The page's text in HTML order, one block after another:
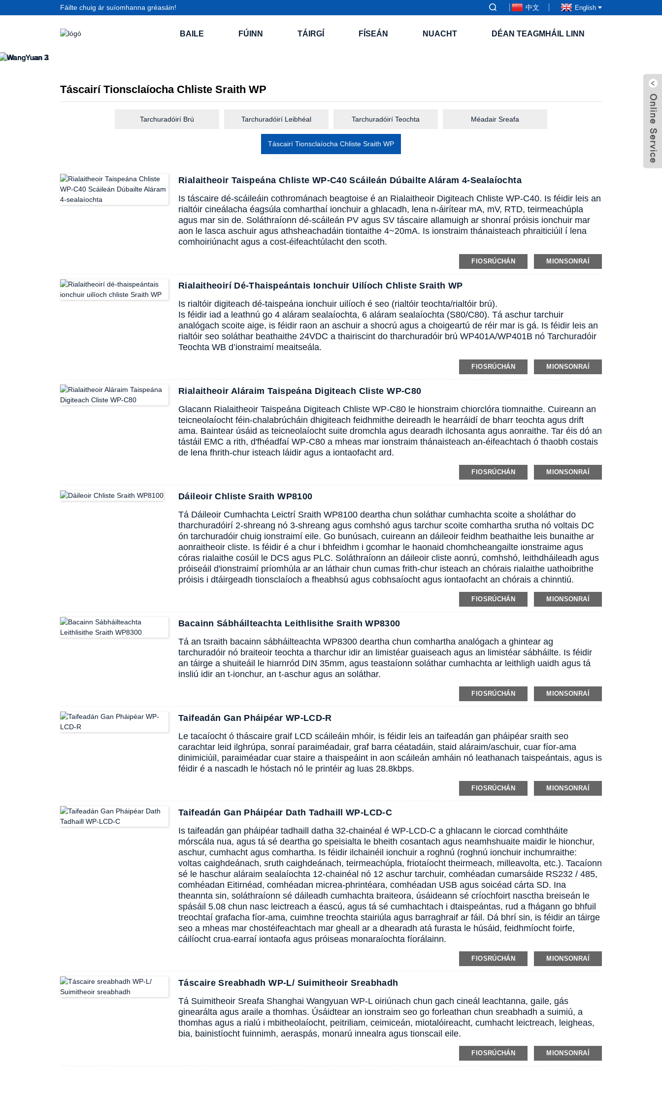
Fáilte chuig ár suíomhanna gréasáin! 中文 English
BAILE FÚINN TÁIRGÍ FÍSEÁN NUACHT DÉAN TEAGMHÁIL LINN
Táscairí Tionsclaíocha Chliste Sraith WP
Tarchuradóirí Brú Tarchuradóirí Leibhéal Tarchuradóirí Teochta Méadair Sreafa
Táscairí Tionsclaíocha Chliste Sraith WP
Rialaitheoir Taispeána Chliste WP-C40 Scáileán Dúbailte Aláram 4-Sealaíochta
Is táscaire dé-scáileáin cothrománach beagtoise é an Rialaitheoir Digiteach Chliste WP-C40. Is féidir leis an
rialtóir cineálacha éagsúla comharthaí ionchuir a ghlacadh, lena n-áirítear mA, mV, RTD, teirmeachúpla
agus mar sin de. Soláthraíonn dé-scáileán PV agus SV táscaire allamuigh ar shonraí próisis ionchuir mar
aon le lasca aschuir agus athsheachadáin tiontaithe 4~20mA. Is ionstraim thánaisteach phraiticiúil í lena
comhoiriúnacht agus a cost-éifeachtúlacht den scoth.
FIOSRÚCHÁN MIONSONRAÍ
Rialaitheoirí Dé-Thaispeántais Ionchuir Uilíoch Chliste Sraith WP
Is rialtóir digiteach dé-taispeána ionchuir uilíoch é seo (rialtóir teochta/rialtóir brú).
Is féidir iad a leathnú go 4 aláram sealaíochta, 6 aláram sealaíochta (S80/C80). Tá aschur tarchuir
analógach scoite aige, is féidir raon an aschuir a shocrú agus a choigeartú de réir mar is gá. Is féidir leis an
rialtóir seo soláthar beathaithe 24VDC a thairiscint do tharchuradóir brú WP401A/WP401B nó Tarchuradóir
Teochta WB d’ionstraimí meaitseála.
FIOSRÚCHÁN MIONSONRAÍ
Rialaitheoir Aláraim Taispeána Digiteach Cliste WP-C80
Glacann Rialaitheoir Taispeána Digiteach Chliste WP-C80 le hionstraim chiorclóra tiomnaithe. Cuireann an
teicneolaíocht féin-chalabrúcháin dhigiteach feidhmithe deireadh le hearráidí de bharr teochta agus drift
ama. Baintear úsáid as teicneolaíocht suite dromchla agus dearadh ilchosanta agus aonraithe. Tar éis dó an
tástáil EMC a rith, d'fhéadfaí WP-C80 a mheas mar ionstraim thánaisteach an-éifeachtach ó thaobh costais
de lena fhrith-chur isteach láidir agus a iontaofacht ard.
FIOSRÚCHÁN MIONSONRAÍ
Dáileoir Chliste Sraith WP8100
Tá Dáileoir Cumhachta Leictrí Sraith WP8100 deartha chun soláthar cumhachta scoite a sholáthar do
tharchuradóirí 2-shreang nó 3-shreang agus comhshó agus tarchur scoite comhartha srutha nó voltais DC
ón tarchuradóir chuig ionstraimí eile. Go bunúsach, cuireann an dáileoir feidhm beathaithe leis bunaithe ar
aonraitheoir cliste. Is féidir é a chur i bhfeidhm i gcomhar le haonaid chomhcheangailte ionstraime agus
córas rialaithe cosúil le DCS agus PLC. Soláthraíonn an dáileoir cliste aonrú, comhshó, leithdháileadh agus
próiseáil d'ionstraimí príomhúla ar an láthair chun cumas frith-chur isteach an chórais rialaithe uathoibrithe
próisis i dtáirgeadh tionsclaíoch a fheabhsú agus cobhsaíocht agus iontaofacht an chórais a chinntiú.
FIOSRÚCHÁN MIONSONRAÍ
Bacainn Sábháilteachta Leithlisithe Sraith WP8300
Tá an tsraith bacainn sábháilteachta WP8300 deartha chun comhartha analógach a ghintear ag
tarchuradóir nó braiteoir teochta a tharchur idir an limistéar guaiseach agus an limistéar sábháilte. Is féidir
an táirge a shuiteáil le hiarnród DIN 35mm, agus teastaíonn soláthar cumhachta ar leithligh uaidh agus tá
insliú idir an t-ionchur, an t-aschur agus an soláthar.
FIOSRÚCHÁN MIONSONRAÍ
Taifeadán Gan Pháipéar WP-LCD-R
Le tacaíocht ó tháscaire graif LCD scáileáin mhóir, is féidir leis an taifeadán gan pháipéar sraith seo
carachtar leid ilghrúpa, sonraí paraiméadair, graf barra céatadáin, staid aláraim/aschuir, cuar fíor-ama
dinimiciúil, paraiméadar cuar staire a thaispeáint in aon scáileán amháin nó leathanach taispeántais, agus is
féidir é a nascadh le hóstach nó le printéir ag luas 28.8kbps.
FIOSRÚCHÁN MIONSONRAÍ
Taifeadán Gan Pháipéar Dath Tadhaill WP-LCD-C
Is taifeadán gan pháipéar tadhaill datha 32-chainéal é WP-LCD-C a ghlacann le ciorcad comhtháite
mórscála nua, agus tá sé deartha go speisialta le bheith cosantach agus neamhshuaite maidir le hionchur,
aschur, cumhacht agus comhartha. Is féidir ilchainéil ionchuir a roghnú (roghnú ionchuir inchumraithe:
voltas caighdeánach, sruth caighdeánach, teirmeachúpla, friotaíocht theirmeach, milleavolta, etc.). Tacaíonn
sé le haschur aláraim sealaíochta 12-chainéal nó 12 aschur tarchuir, comhéadan cumarsáide RS232 / 485,
comhéadan Eitirnéad, comhéadan micrea-phrintéara, comhéadan USB agus soicéad cárta SD. Ina
theannta sin, soláthraíonn sé dáileadh cumhachta braiteora, úsáideann sé críochfoirt nasctha breiseán le
spásáil 5.08 chun nasc leictreach a éascú, agus tá sé cumhachtach i dtaispeántas, rud a fhágann go bhfuil
treochtaí grafacha fíor-ama, cuimhne treochta stairiúla agus barraghraif ar fáil. Dá bhrí sin, is féidir an táirge
seo a mheas mar chostéifeachtach mar gheall ar a dhearadh atá furasta le húsáid, feidhmíocht foirfe,
cáilíocht crua-earraí iontaofa agus próiseas monaraíochta fíorálainn.
FIOSRÚCHÁN MIONSONRAÍ
Táscaire Sreabhadh WP-L/ Suimitheoir Sreabhadh
Tá Suimitheoir Sreafa Shanghai Wangyuan WP-L oiriúnach chun gach cineál leachtanna, gaile, gás
ginearálta agus araile a thomhas. Úsáidtear an ionstraim seo go forleathan chun sreabhadh a suimiú, a
thomhas agus a rialú i mbitheolaíocht, peitriliam, ceimiceán, miotalóireacht, cumhacht leictreach, leigheas,
bia, bainistíocht fuinnimh, aeraspás, monarú innealra agus tionscail eile.
FIOSRÚCHÁN MIONSONRAÍ